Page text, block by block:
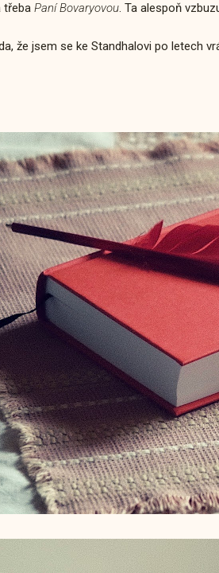
třeba Paní Bovaryovou. Ta alespoň
že jsem se ke Standhalovi po letech